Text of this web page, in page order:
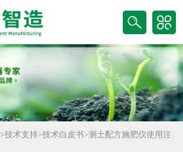
>技术支持>技术白皮书>测土配方施肥仪使用注